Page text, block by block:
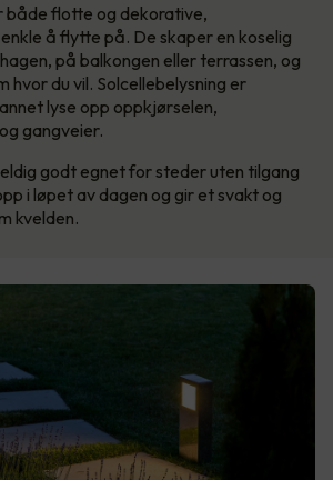
både flotte og dekorative,
å flytte på. De skaper en koselig
på balkongen eller terrassen, og
hvor du vil. Solcellebelysning er
lyse opp oppkjørselen,
gangveier.
godt egnet for steder uten tilgang
i løpet av dagen og gir et svakt og
kvelden.